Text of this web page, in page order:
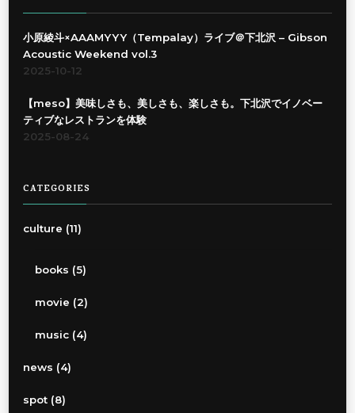
小原綾斗×AAAMYYY（Tempalay）ライブ＠下北沢 – Gibson
Acoustic Weekend vol.3
2025-10-12
【meso】美味しさも、美しさも、楽しさも。下北沢でイノベー
ティブなレストランを体験
2025-08-24
CATEGORIES
culture (11)
books (5)
movie (2)
music (4)
news (4)
spot (8)